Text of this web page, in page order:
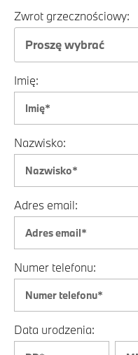
Zwrot grzecznościowy:
Proszę wybrać
Imię:
Nazwisko:
Adres email:
Numer telefonu:
Data urodzenia: